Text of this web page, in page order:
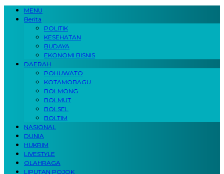
MENU
Berita
POLITIK
KESEHATAN
BUDAYA
EKONOMI BISNIS
DAERAH
POHUWATO
KOTAMOBAGU
BOLMONG
BOLMUT
BOLSEL
BOLTIM
NASIONAL
DUNIA
HUKRIM
LIVESTYLE
OLAHRAGA
LIPUTAN POJOK